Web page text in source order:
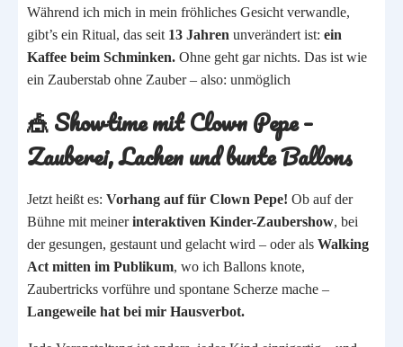
Während ich mich in mein fröhliches Gesicht verwandle,
gibt’s ein Ritual, das seit 13 Jahren unverändert ist: ein
Kaffee beim Schminken. Ohne geht gar nichts. Das ist wie
ein Zauberstab ohne Zauber – also: unmöglich
🎪 Showtime mit Clown Pepe –
Zauberei, Lachen und bunte Ballons
Jetzt heißt es: Vorhang auf für Clown Pepe! Ob auf der
Bühne mit meinerinteraktiven Kinder-Zaubershow, bei
der gesungen, gestaunt und gelacht wird – oder als Walking
Act mitten im Publikum, wo ich Ballons knote,
Zaubertricks vorführe und spontane Scherze mache –
Langeweile hat bei mir Hausverbot.